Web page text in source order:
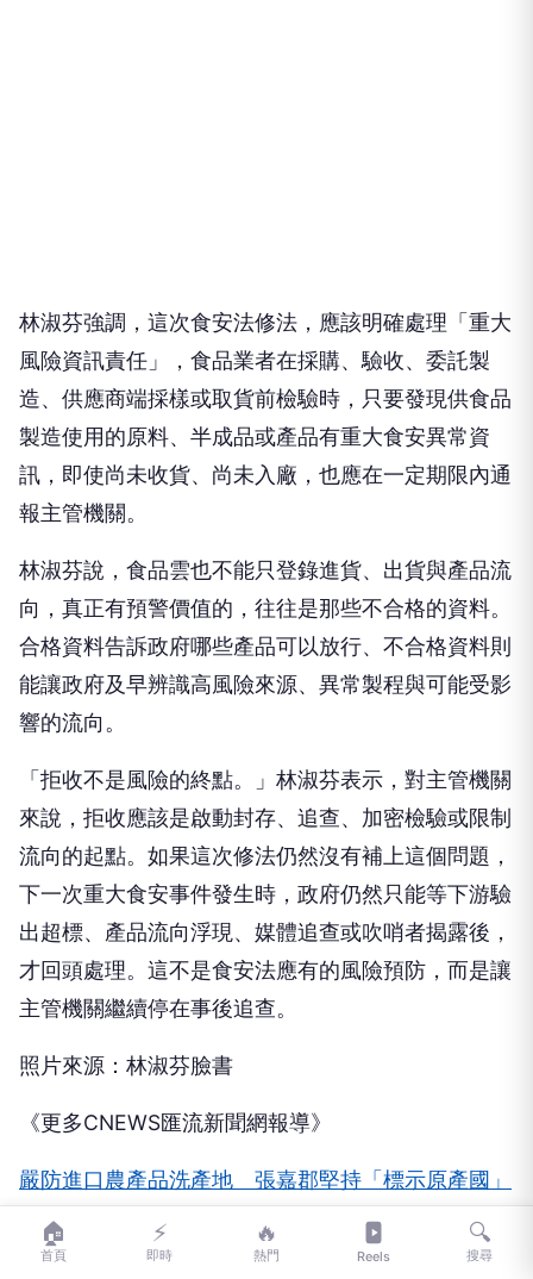
林淑芬強調，這次食安法修法，應該明確處理「重大
風險資訊責任」，食品業者在採購、驗收、委託製
造、供應商端採樣或取貨前檢驗時，只要發現供食品
製造使用的原料、半成品或產品有重大食安異常資
訊，即使尚未收貨、尚未入廠，也應在一定期限內通
報主管機關。
林淑芬說，食品雲也不能只登錄進貨、出貨與產品流
向，真正有預警價值的，往往是那些不合格的資料。
合格資料告訴政府哪些產品可以放行、不合格資料則
能讓政府及早辨識高風險來源、異常製程與可能受影
響的流向。
「拒收不是風險的終點。」林淑芬表示，對主管機關
來說，拒收應該是啟動封存、追查、加密檢驗或限制
流向的起點。如果這次修法仍然沒有補上這個問題，
下一次重大食安事件發生時，政府仍然只能等下游驗
出超標、產品流向浮現、媒體追查或吹哨者揭露後，
才回頭處理。這不是食安法應有的風險預防，而是讓
主管機關繼續停在事後追查。
照片來源：林淑芬臉書
《更多CNEWS匯流新聞網報導》
嚴防進口農產品洗產地 張嘉郡堅持「標示原產國」
入《食安法》
🏠
首頁
⚡
即時
🔥
熱門 Reels
🔍
搜尋